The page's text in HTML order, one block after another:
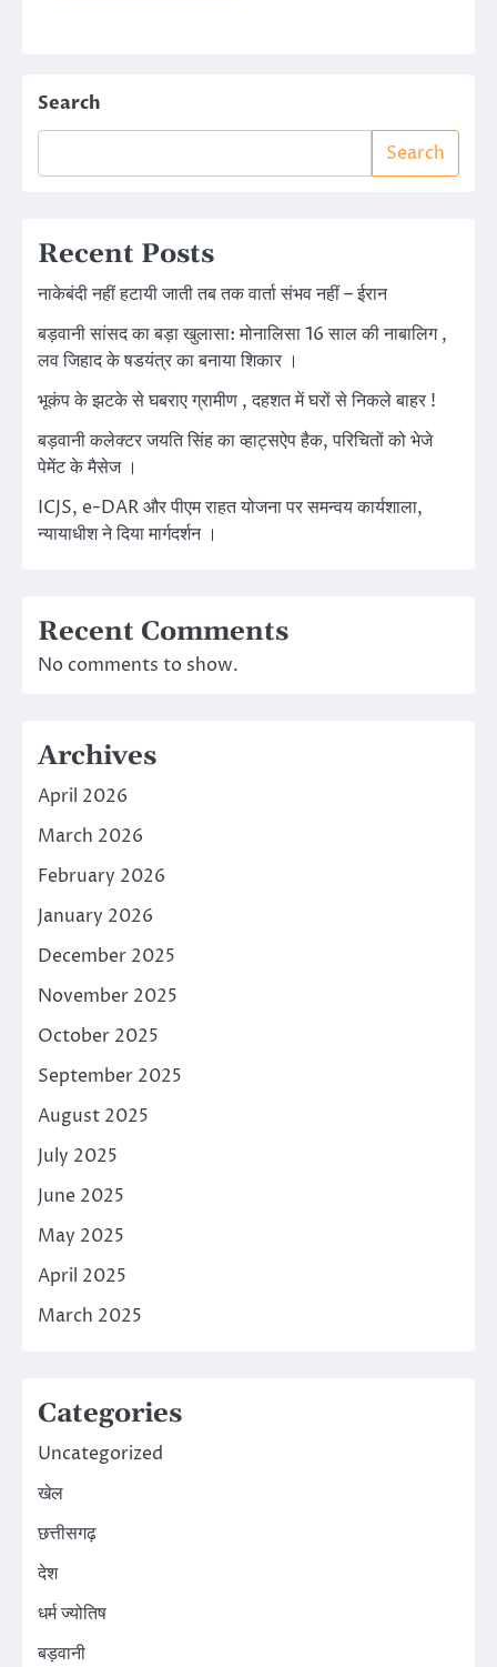
Search
Search
Recent Posts
नाकेबंदी नहीं हटायी जाती तब तक वार्ता संभव नहीं – ईरान
बड़वानी सांसद का बड़ा खुलासा: मोनालिसा 16 साल की नाबालिग ,
लव जिहाद के षडयंत्र का बनाया शिकार ।
भूकंप के झटके से घबराए ग्रामीण , दहशत में घरों से निकले बाहर !
बड़वानी कलेक्टर जयति सिंह का व्हाट्सऐप हैक, परिचितों को भेजे
पेमेंट के मैसेज ।
ICJS, e-DAR और पीएम राहत योजना पर समन्वय कार्यशाला,
न्यायाधीश ने दिया मार्गदर्शन ।
Recent Comments
No comments to show.
Archives
April 2026
March 2026
February 2026
January 2026
December 2025
November 2025
October 2025
September 2025
August 2025
July 2025
June 2025
May 2025
April 2025
March 2025
Categories
Uncategorized
खेल
छत्तीसगढ़
देश
धर्म ज्योतिष
बड़वानी